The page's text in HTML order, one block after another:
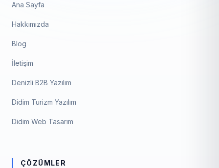
Ana Sayfa
Hakkımızda
Blog
İletişim
Denizli B2B Yazılım
Didim Turizm Yazılım
Didim Web Tasarım
ÇÖZÜMLER